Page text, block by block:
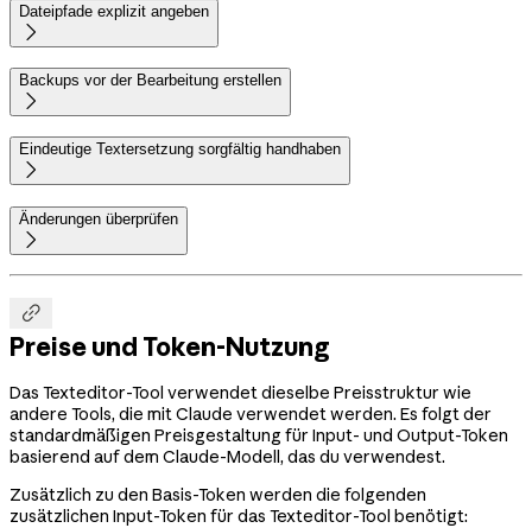
Dateipfade explizit angeben

Backups vor der Bearbeitung erstellen

Eindeutige Textersetzung sorgfältig handhaben

Änderungen überprüfen


Preise und Token-Nutzung
Das Texteditor-Tool verwendet dieselbe Preisstruktur wie
andere Tools, die mit Claude verwendet werden. Es folgt der
standardmäßigen Preisgestaltung für Input- und Output-Token
basierend auf dem Claude-Modell, das du verwendest.
Zusätzlich zu den Basis-Token werden die folgenden
zusätzlichen Input-Token für das Texteditor-Tool benötigt: